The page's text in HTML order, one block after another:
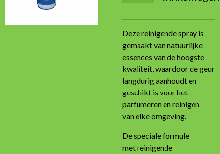
Deze reinigende spray is
gemaakt van natuurlijke
essences van de hoogste
kwaliteit, waardoor de geur
langdurig aanhoudt en
geschikt is voor het
parfumeren en reinigen
van elke omgeving.
De speciale formule
met reinigende